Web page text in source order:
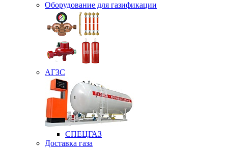
Оборудование для газификации
АГЗС
СПЕЦГАЗ
Доставка газа